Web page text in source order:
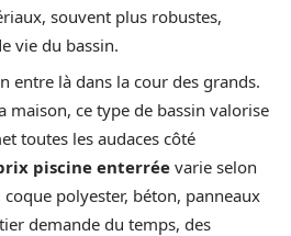
souvent plus robustes,
vie du bassin.
entre là dans la cour des grands.
maison, ce type de bassin valorise
toutes les audaces côté
piscine enterrée varie selon
polyester, béton, panneaux
demande du temps, des